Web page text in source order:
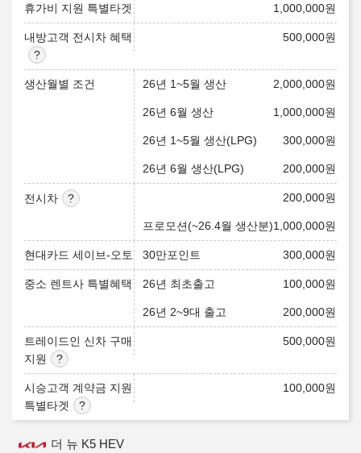
휴가비 지원 특별타겟 1,000,000원
내방고객 전시차 혜택 500,000원
생산월별 조건 26년 1~5월 생산 2,000,000원
26년 6월 생산 1,000,000원
26년 1~5월 생산(LPG) 300,000원
26년 6월 생산(LPG) 200,000원
전시차 200,000원
프로모션(~26.4월 생산분)1,000,000원
현대카드 세이브-오토 30만포인트 300,000원
중소 렌트사 특별혜택 26년 최초출고 100,000원
26년 2~9대 출고 200,000원
트레이드인 신차 구매
지원
500,000원
시승고객 계약금 지원
특별타겟
100,000원
더 뉴 K5 HEV